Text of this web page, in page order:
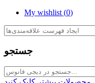
My wishlist (0)
جستجو